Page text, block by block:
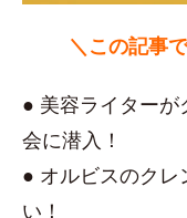
＼この記事
● 美容ライターが
会に潜入！
● オルビスのクレ
い！